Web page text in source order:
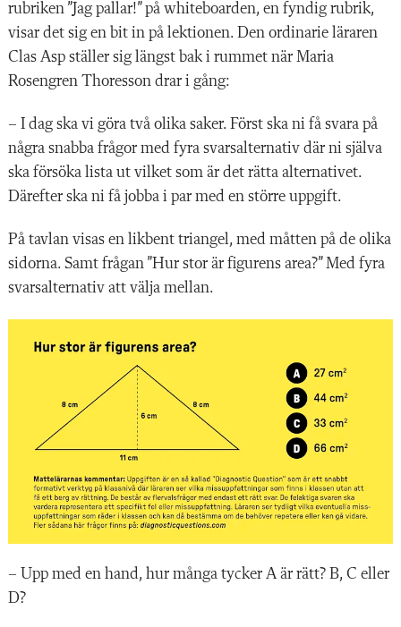
rubriken ”Jag pallar!” på whiteboarden, en fyndig rubrik,
visar det sig en bit in på lektionen. Den ordinarie läraren
Clas Asp ställer sig längst bak i rummet när Maria
Rosengren Thoresson drar i gång:
– I dag ska vi göra två olika saker. Först ska ni få svara på
några snabba frågor med fyra svarsalternativ där ni själva
ska försöka lista ut vilket som är det rätta alternativet.
Därefter ska ni få jobba i par med en större uppgift.
På tavlan visas en likbent triangel, med måtten på de olika
sidorna. Samt frågan ”Hur stor är figurens area?” Med fyra
svarsalternativ att välja mellan.
– Upp med en hand, hur många tycker A är rätt? B, C eller
D?